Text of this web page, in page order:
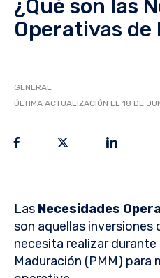
¿Qué son las
Operativas de
GENERAL
ÚLTIMA ACTUALIZACIÓN EL 18 DE
Las Necesidades
son aquellas inversiones
necesita realizar
Maduración (PMM) para